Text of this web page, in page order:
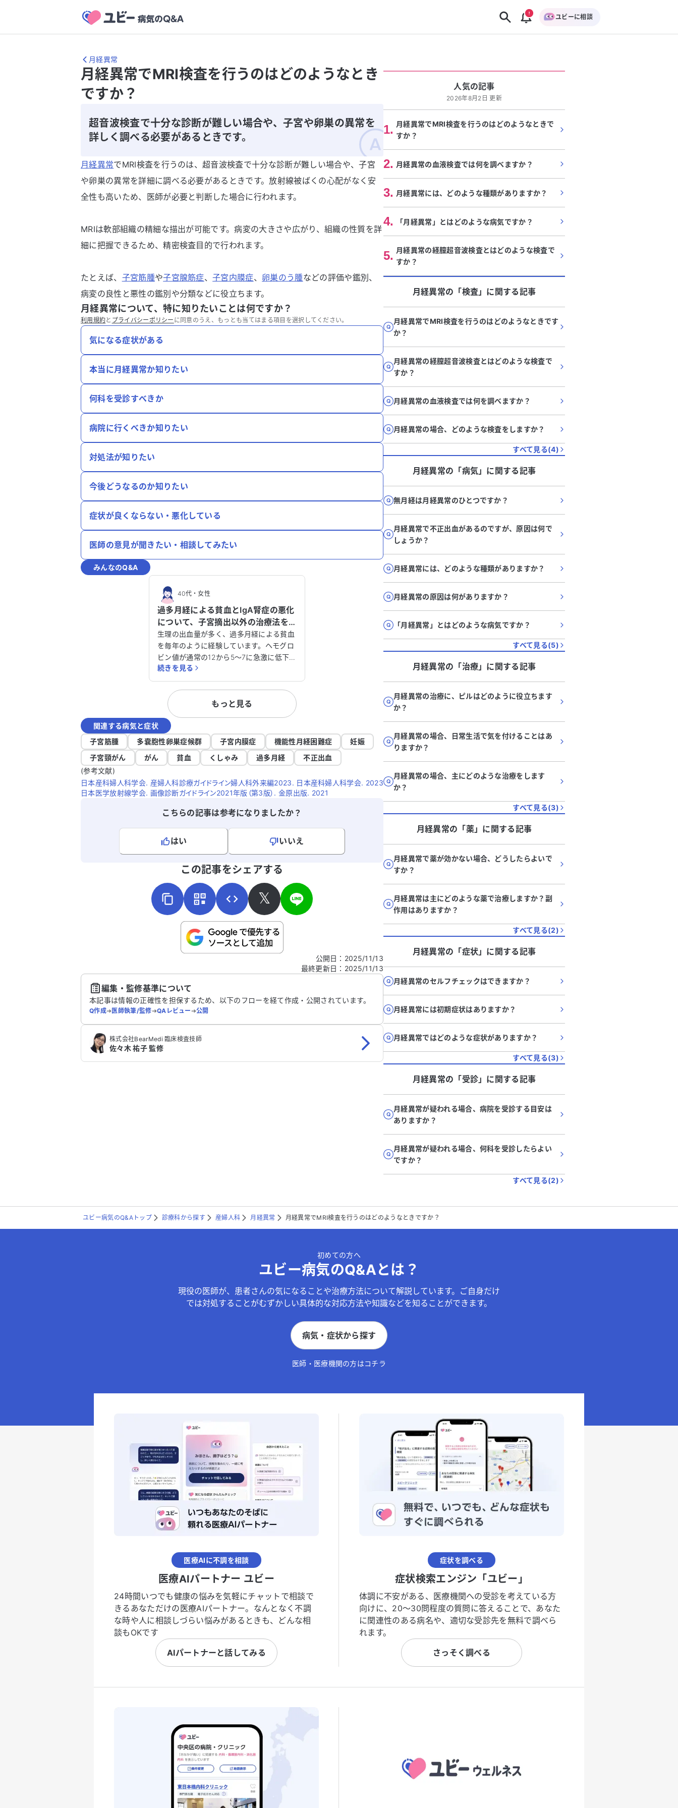
ユビーに相談
月経異常
月経異常でMRI検査を行うのはどのようなとき
ですか？
超音波検査で十分な診断が難しい場合や、子宮や卵巣の異常を
詳しく調べる必要があるときです。
月経異常でMRI検査を行うのは、超音波検査で十分な診断が難しい場合や、子宮
や卵巣の異常を詳細に調べる必要があるときです。放射線被ばくの心配がなく安
全性も高いため、医師が必要と判断した場合に行われます。
MRIは軟部組織の精細な描出が可能です。病変の大きさや広がり、組織の性質を詳
細に把握できるため、精密検査目的で行われます。
たとえば、 子宮筋腫や子宮腺筋症、子宮内膜症、卵巣のう腫などの評価や鑑別、
病変の良性と悪性の鑑別や分類などに役立ちます。
月経異常について、特に知りたいことは何ですか？
利用規約と プライバシーポリシー に同意のうえ、もっとも当てはまる項目を選択してください。
気になる症状がある
本当に月経異常か知りたい
何科を受診すべきか
病院に行くべきか知りたい
対処法が知りたい
今後どうなるのか知りたい
症状が良くならない・悪化している
医師の意見が聞きたい・相談してみたい
みんなのQ&A
40代・女性
過多月経による貧血とIgA腎症の悪化
について、子宮摘出以外の治療法を
相談させてください。
生理の出血量が多く、過多月経による貧血
を毎年のように経験しています。ヘモグロ
ビン値が通常の12から5〜7に急激に低下す
ることがあり、非常に心配です。これま
で、ホルモンバランスを整えるためにピル
を試しましたが、血圧が200を超え、持病
のIgA腎症が悪化するなどの全身への影響
が怖く、服用を中止しました。 婦人科医
からは、ピルでの調整が難しい場合、子宮
摘出をすすめられました。しかし、夫婦関
係の変化や、母や祖母が閉経後に肥満や糖
尿病を発症した遺伝的リスクを考えると、
はないものでしょうか。原因を知りたいで
すし、どのように対処すればよいのか、ア
ドバイスをいただけると助かります。
続きを見る
もっと見る
関連する病気と症状
子宮筋腫
多嚢胞性卵巣症候群 子宮内膜症 機能性月経困難症
妊娠
子宮頸がん
がん 貧血 くしゃみ 過多月経
不正出血
(参考文献)
日本産科婦人科学会. 産婦人科診療ガイドライン婦人科外来編2023. 日本産科婦人科学会. 2023
日本医学放射線学会. 画像診断ガイドライン2021年版（第3版）. 金原出版. 2021
こちらの記事は参考になりましたか？
はい
いいえ
こちらは送信専用のフォームです。氏名やご自身の病気の詳細などの個人情報は入れないでくだ
この記事をシェアする
𝕏
公開日 ： 2025/11/13
最終更新日 ： 2025/11/13
編集・監修基準について
本記事は情報の正確性を担保するため、以下のフローを経て作成・公開されています。
Q作成➔医師執筆/監修➔QAレビュー➔公開
株式会社BearMedi 臨床検査技師
佐々木 祐子 監修
人気の記事
2026年8月2日 更新
1. 月経異常でMRI検査を行うのはどのようなときで
すか？
2. 月経異常の血液検査では何を調べますか？
3. 月経異常には、どのような種類がありますか？
4. 「月経異常」とはどのような病気ですか？
5. 月経異常の経膣超音波検査とはどのような検査で
すか？
月経異常の「検査」に関する記事
月経異常でMRI検査を行うのはどのようなときです
か？
月経異常の経膣超音波検査とはどのような検査で
すか？
月経異常の血液検査では何を調べますか？
月経異常の場合、どのような検査をしますか？
すべて見る(4)
月経異常の「病気」に関する記事
無月経は月経異常のひとつですか？
月経異常で不正出血があるのですが、原因は何で
しょうか？
月経異常には、どのような種類がありますか？
月経異常の原因は何がありますか？
「月経異常」とはどのような病気ですか？
すべて見る(5)
月経異常の「治療」に関する記事
月経異常の治療に、ピルはどのように役立ちます
か？
月経異常の場合、日常生活で気を付けることはあ
りますか？
月経異常の場合、主にどのような治療をします
か？
すべて見る(3)
月経異常の「薬」に関する記事
月経異常で薬が効かない場合、どうしたらよいで
すか？
月経異常は主にどのような薬で治療しますか？副
作用はありますか？
すべて見る(2)
月経異常の「症状」に関する記事
月経異常のセルフチェックはできますか？
月経異常には初期症状はありますか？
月経異常ではどのような症状がありますか？
すべて見る(3)
月経異常の「受診」に関する記事
月経異常が疑われる場合、病院を受診する目安は
ありますか？
月経異常が疑われる場合、何科を受診したらよい
ですか？
すべて見る(2)
ユビー病気のQ&Aトップ 診療科から探す 産婦人科 月経異常 月経異常でMRI検査を行うのはどのようなときですか？
初めての方へ
ユビー病気のQ&Aとは？
現役の医師が、患者さんの気になることや治療方法について解説しています。ご自身だけ
では対処することがむずかしい具体的な対応方法や知識などを知ることができます。
病気・症状から探す
医師・医療機関の方はコチラ
医療AIに不調を相談
医療AIパートナー ユビー
24時間いつでも健康の悩みを気軽にチャットで相談で
きるあなただけの医療AIパートナー。なんとなく不調
な時や人に相談しづらい悩みがあるときも、どんな相
談もOKです
AIパートナーと話してみる
症状を調べる
症状検索エンジン「ユビー」
体調に不安がある、医療機関への受診を考えている方
向けに、20〜30問程度の質問に答えることで、あなた
に関連性のある病名や、適切な受診先を無料で調べら
れます。
さっそく調べる